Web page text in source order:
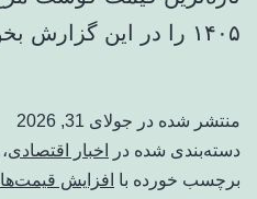
۱۴۰۵ را در این گزارش بخوانید.
منتشر شده در جولای 31, 2026
دسته‌بندی شده در
اخبار اقتصادی،
برچسب خورده با افزایش قیمت‌ها